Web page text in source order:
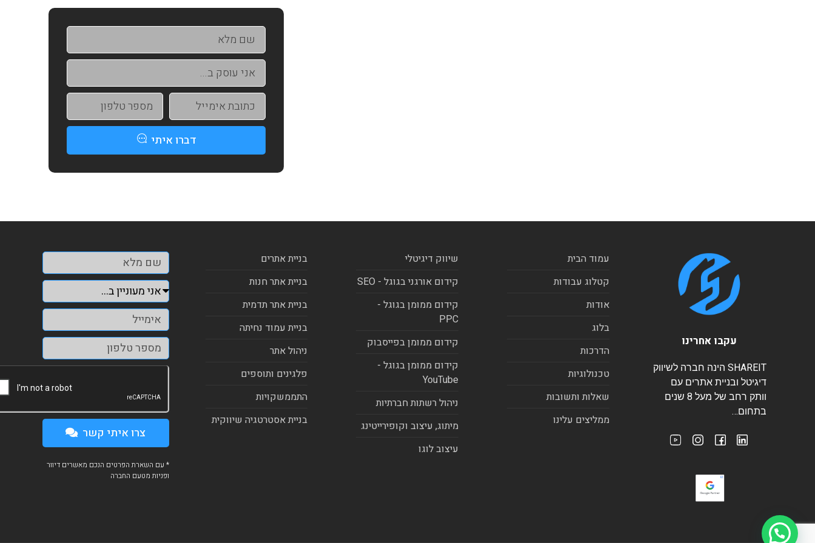
דברו איתי
עקבו אחרינו
SHAREIT הינה חברה לשיווק
דיגיטל ובניית אתרים עם
וותק רחב של מעל 8 שנים
בתחום…
עמוד הבית
קטלוג עבודות
אודות
בלוג
הדרכות
טכנולוגיות
שאלות ותשובות
ממליצים עלינו
שיווק דיגיטלי
קידום אורגני בגוגל - SEO
קידום ממומן בגוגל -
PPC
קידום ממומן בפייסבוק
קידום ממומן בגוגל -
YouTube
ניהול רשתות חברתיות
מיתוג, עיצוב וקופירייטינג
עיצוב לוגו
בניית אתרים
בניית אתר חנות
בניית אתר תדמית
בניית עמוד נחיתה
ניהול אתר
פלגינים ותוספים
התממשקויות
בניית אסטרטגיה שיווקית
צרו איתי קשר
* עם השארת הפרטים הנכם מאשרים דיוור
ופניות מטעם החברה